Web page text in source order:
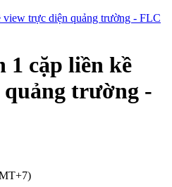
1 cặp liền kề
trường -